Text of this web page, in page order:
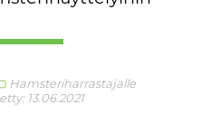
Hamsteriharrastajalle
13.06.2021